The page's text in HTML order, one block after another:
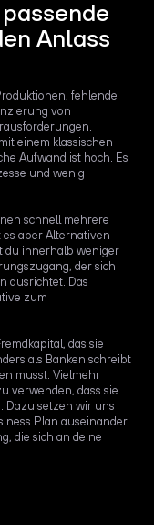
Anlass
fehlende
von
einem klassischen
Aufwand ist hoch. Es
und wenig
schnell mehrere
aber Alternativen
du innerhalb weniger
der sich
ausrichtet. Das
zum
das sie
als Banken schreibt
musst. Vielmehr
verwenden, dass sie
Dazu setzen wir uns
Plan auseinander
die sich an deine